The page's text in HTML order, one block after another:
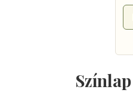
Színlap